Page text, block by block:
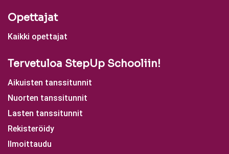
Opettajat
Kaikki opettajat
Tervetuloa StepUp Schooliin!
Aikuisten tanssitunnit
Nuorten tanssitunnit
Lasten tanssitunnit
Rekisteröidy
Ilmoittaudu